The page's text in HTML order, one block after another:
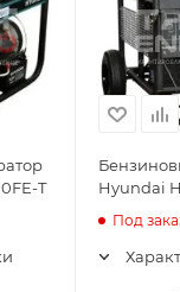
T
Hyundai
Под